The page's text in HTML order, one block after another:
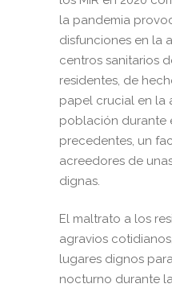
la pandemia
disfunciones en la
centros sanitarios
residentes, de
papel crucial en la
población durante
precedentes, un
acreedores de
dignas.
El maltrato a los
agravios
lugares dignos
nocturno durante